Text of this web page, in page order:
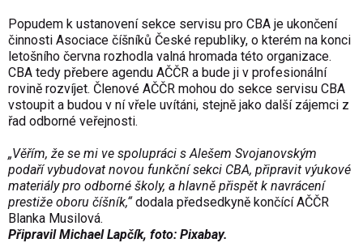
Popudem k ustanovení sekce servisu pro CBA je ukončení
činnosti Asociace číšníků České republiky, o kterém na konci
letošního června rozhodla valná hromada této organizace.
CBA tedy přebere agendu AČČR a bude ji v profesionální
rovině rozvíjet. Členové AČČR mohou do sekce servisu CBA
vstoupit a budou v ní vřele uvítáni, stejně jako další zájemci z
řad odborné veřejnosti.
„Věřím, že se mi ve spolupráci s Alešem Svojanovským
podaří vybudovat novou funkční sekci CBA, připravit výukové
materiály pro odborné školy, a hlavně přispět k navrácení
prestiže oboru číšník,“dodala předsedkyně končící AČČR
Blanka Musilová.
Připravil Michael Lapčík, foto: Pixabay.